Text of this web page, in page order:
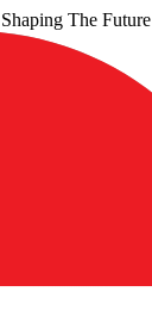
The Future